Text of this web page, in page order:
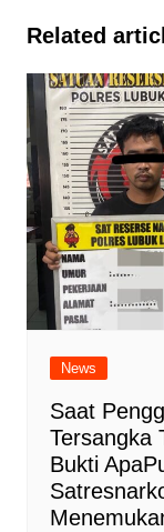
Related
News
Saat
Tersangka
Bukti